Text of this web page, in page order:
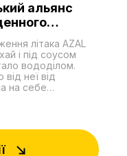
альянс
літака AZAL
і під соусом
вододілом.
неї від
на себе
дорогу до
позиція,
Затяжна
зривами